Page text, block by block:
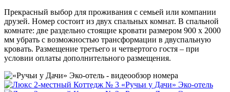
Прекрасный выбор для проживания с семьей или компании
друзей. Номер состоит из двух спальных комнат. В спальной
комнате: две раздельно стоящие кровати размером 900 х 2000
мм убрать с возможностью трансформации в двуспальную
кровать. Размещение третьего и четвертого гостя – при
условии оплаты дополнительного размещения.